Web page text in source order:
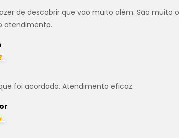
de descobrir que vão muito além. São muito
atendimento.
foi acordado. Atendimento eficaz.